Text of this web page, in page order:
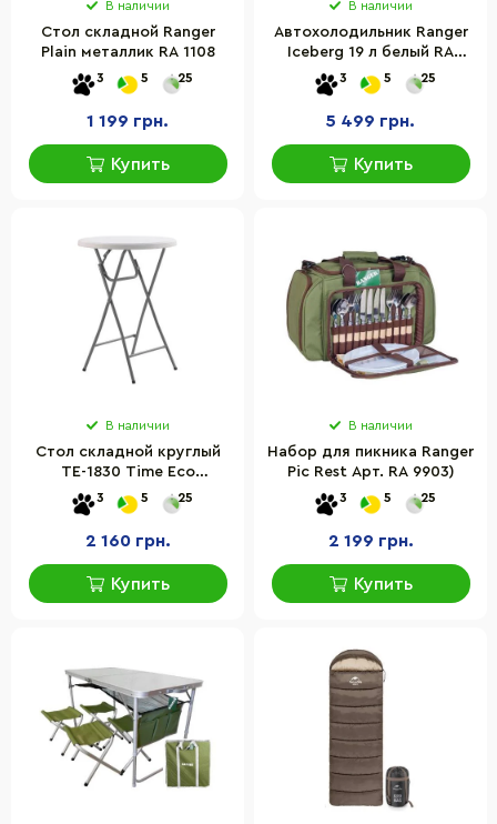
В наличии
Стол складной Ranger
Plain металлик RA 1108
3 5 25
1 199 грн.
Купить
В наличии
Автохолодильник Ranger
Iceberg 19 л белый RA
8848
3 5 25
5 499 грн.
Купить
В наличии
Стол складной круглый
ТЕ-1830 Time Eco
4820211100711 белый
3 5 25
2 160 грн.
Купить
В наличии
Набор для пикника Ranger
Pic Rest Арт. RA 9903)
3 5 25
2 199 грн.
Купить